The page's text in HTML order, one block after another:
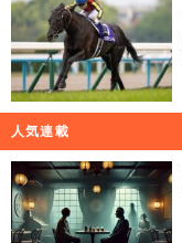
人気連載